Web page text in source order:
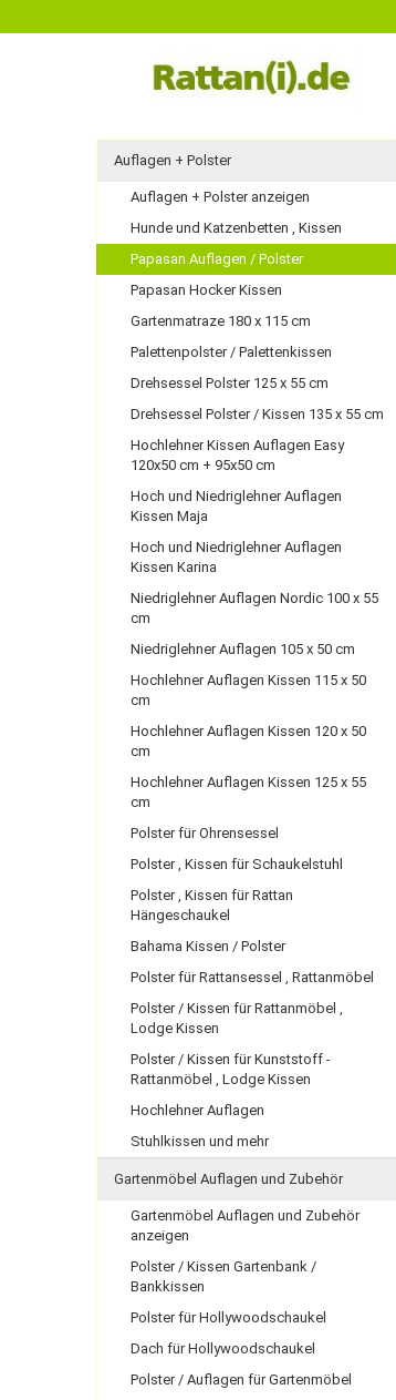
Auflagen + Polster
Auflagen + Polster anzeigen
Hunde und Katzenbetten , Kissen
Papasan Auflagen / Polster
Papasan Hocker Kissen
Gartenmatraze 180 x 115 cm
Palettenpolster / Palettenkissen
Drehsessel Polster 125 x 55 cm
Drehsessel Polster / Kissen 135 x 55 cm
Hochlehner Kissen Auflagen Easy
120x50 cm + 95x50 cm
Hoch und Niedriglehner Auflagen
Kissen Maja
Hoch und Niedriglehner Auflagen
Kissen Karina
Niedriglehner Auflagen Nordic 100 x 55
cm
Niedriglehner Auflagen 105 x 50 cm
Hochlehner Auflagen Kissen 115 x 50
cm
Hochlehner Auflagen Kissen 120 x 50
cm
Hochlehner Auflagen Kissen 125 x 55
cm
Polster für Ohrensessel
Polster , Kissen für Schaukelstuhl
Polster , Kissen für Rattan
Hängeschaukel
Bahama Kissen / Polster
Polster für Rattansessel , Rattanmöbel
Polster / Kissen für Rattanmöbel ,
Lodge Kissen
Polster / Kissen für Kunststoff -
Rattanmöbel , Lodge Kissen
Hochlehner Auflagen
Stuhlkissen und mehr
Gartenmöbel Auflagen und Zubehör
Gartenmöbel Auflagen und Zubehör
anzeigen
Polster / Kissen Gartenbank /
Bankkissen
Polster für Hollywoodschaukel
Dach für Hollywoodschaukel
Polster / Auflagen für Gartenmöbel